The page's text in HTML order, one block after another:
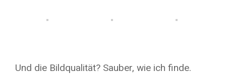
Und die Bildqualität? Sauber, wie ich finde.